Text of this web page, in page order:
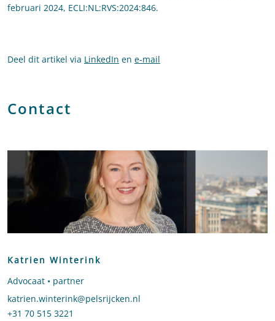
februari 2024, ECLI:NL:RVS:2024:846.
Deel dit artikel via LinkedIn en e-mail
Contact
Katrien Winterink
Advocaat • partner
Stuur een e-mail naar Katrien Winterink
katrien.winterink@pelsrijcken.nl
Bel naar Katrien Winterink
+31 70 515 3221